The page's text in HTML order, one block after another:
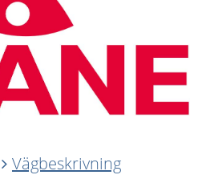
Vägbeskrivning